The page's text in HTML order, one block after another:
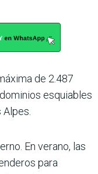
de 2.487
esquiables
En verano, las
para